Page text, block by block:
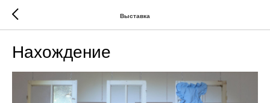
Выставка
Нахождение